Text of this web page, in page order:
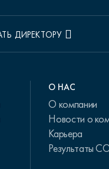
ДИРЕКТОРУ
О НАС
О компании
Новости о
Карьера
Результаты